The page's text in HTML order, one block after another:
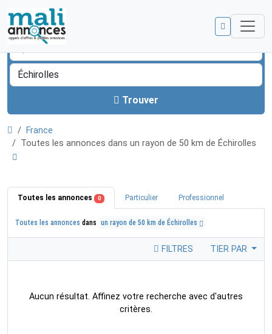
Trouver
France
Toutes les annonces dans un rayon de 50 km de Échirolles
Toutes les annonces 0 Particulier Professionnel
Toutes les annonces dans un rayon de 50 km de Échirolles
FILTRES TIER PAR
Aucun résultat. Affinez votre recherche avec d'autres
critères.